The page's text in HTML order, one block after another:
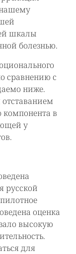
шкалы
болезнью.
сравнению с
ниже.
компонента в
у
русской
оценка
высокую
для